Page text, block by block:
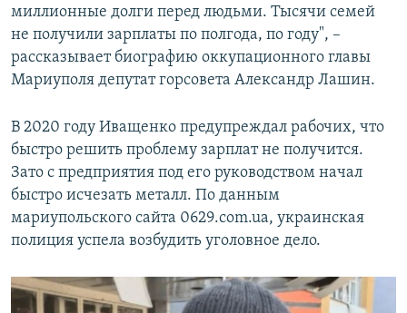
миллионные долги перед людьми. Тысячи семей
не получили зарплаты по полгода, по году", –
рассказывает биографию оккупационного главы
Мариуполя депутат горсовета Александр Лашин.
В 2020 году Иващенко предупреждал рабочих, что
быстро решить проблему зарплат не получится.
Зато с предприятия под его руководством начал
быстро исчезать металл. По данным
мариупольского сайта 0629.com.ua, украинская
полиция успела возбудить уголовное дело.